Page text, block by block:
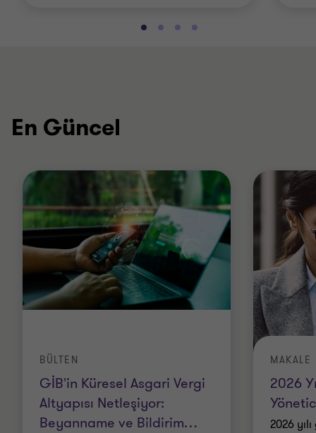
En Güncel
GİB'in Küresel Asgari Vergi
Altyapısı Netleşiyor:
Beyanname ve Bildirim…
BÜLTEN
2026
MAKALE
2026